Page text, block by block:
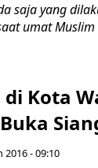
saja yang
umat
di Kota
2016 - 09:10